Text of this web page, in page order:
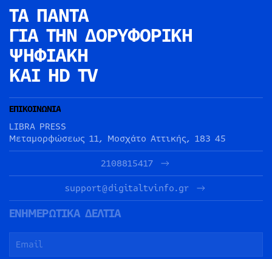
ΤΑ ΠΑΝΤΑ
ΓΙΑ ΤΗΝ ΔΟΡΥΦΟΡΙΚΗ
ΨΗΦΙΑΚΗ
ΚΑΙ HD TV
ΕΠΙΚΟΙΝΩΝΙΑ
LIBRA PRESS
Μεταμορφώσεως 11, Μοσχάτο Αττικής, 183 45
2108815417
support@digitaltvinfo.gr
ΕΝΗΜΕΡΩΤΙΚΑ ΔΕΛΤΙΑ